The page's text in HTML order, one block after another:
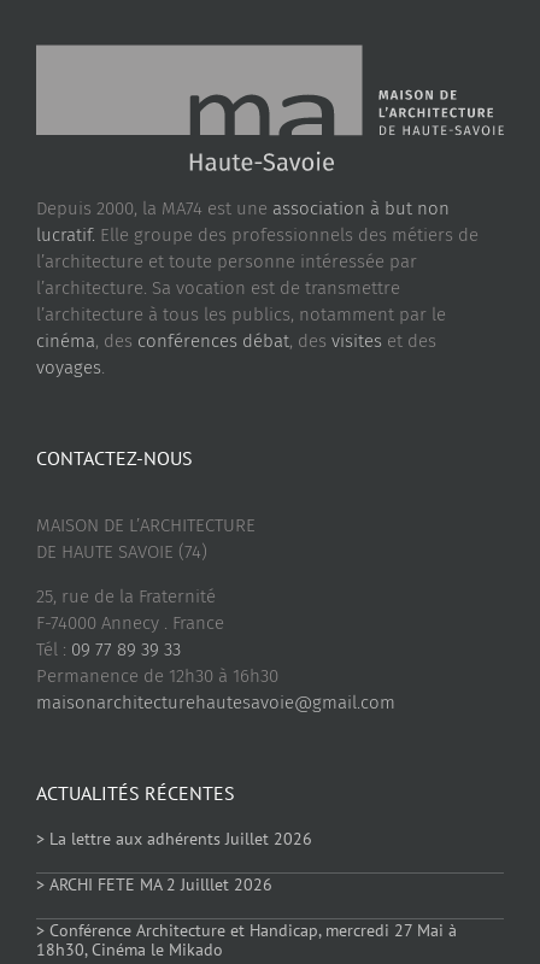
Depuis 2000, la MA74 est une association à but non
lucratif. Elle groupe des professionnels des métiers de
l’architecture et toute personne intéressée par
l’architecture. Sa vocation est de transmettre
l’architecture à tous les publics, notamment par le
cinéma, des conférences débat, des visites et des
voyages.
ACTUALITÉS RÉCENTES
> La lettre aux adhérents Juillet 2026
> ARCHI FETE MA 2 Juilllet 2026
> Conférence Architecture et Handicap, mercredi 27 Mai à
18h30, Cinéma le Mikado
CONTACTEZ-NOUS
MAISON DE L’ARCHITECTURE
DE HAUTE SAVOIE (74)
25, rue de la Fraternité
F-74000 Annecy . France
Tél : 09 77 89 39 33
Permanence de 12h30 à 16h30
maisonarchitecturehautesavoie@gmail.com